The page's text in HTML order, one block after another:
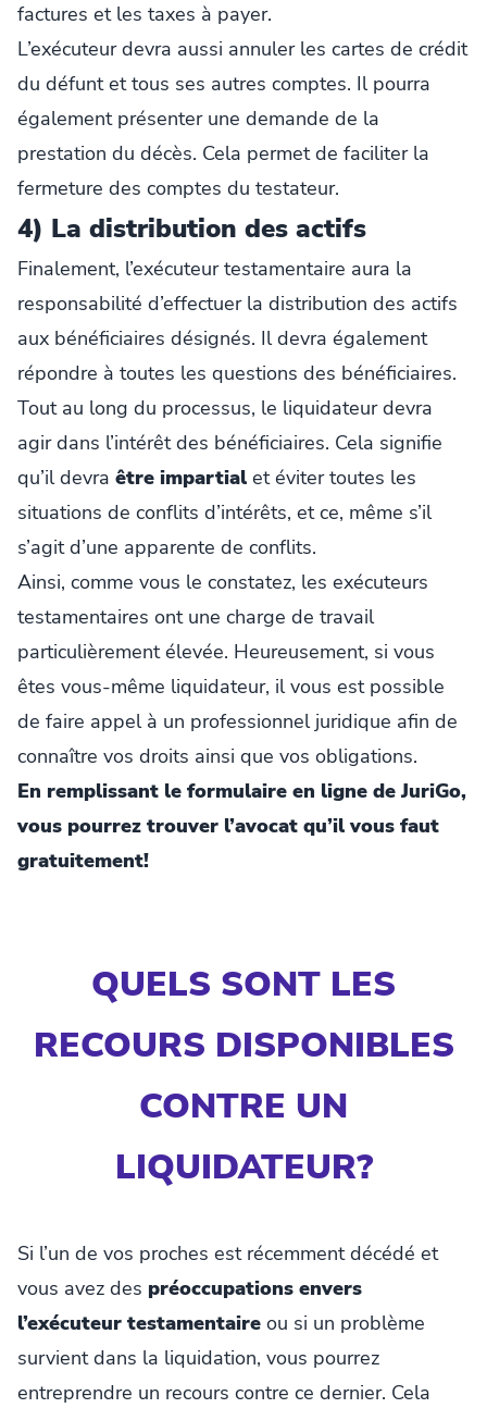
factures et les taxes à payer.
L’exécuteur devra aussi annuler les cartes de crédit
du défunt et tous ses autres comptes. Il pourra
également présenter une demande de la
prestation du décès. Cela permet de faciliter la
fermeture des comptes du testateur.
4) La distribution des actifs
Finalement, l’exécuteur testamentaire aura la
responsabilité d’effectuer la distribution des actifs
aux bénéficiaires désignés. Il devra également
répondre à toutes les questions des bénéficiaires.
Tout au long du processus, le liquidateur devra
agir dans l’intérêt des bénéficiaires. Cela signifie
qu’il devra être impartial et éviter toutes les
situations de conflits d’intérêts, et ce, même s’il
s’agit d’une apparente de conflits.
Ainsi, comme vous le constatez, les exécuteurs
testamentaires ont une charge de travail
particulièrement élevée. Heureusement, si vous
êtes vous-même liquidateur, il vous est possible
de faire appel à un professionnel juridique afin de
connaître vos droits ainsi que vos obligations.
En remplissant le formulaire en ligne de JuriGo,
vous pourrez trouver l’avocat qu’il vous faut
gratuitement!
QUELS SONT LES
RECOURS DISPONIBLES
CONTRE UN
LIQUIDATEUR?
Si l’un de vos proches est récemment décédé et
vous avez des préoccupations envers
l’exécuteur testamentaire ou si un problème
survient dans la liquidation, vous pourrez
entreprendre un recours contre ce dernier. Cela